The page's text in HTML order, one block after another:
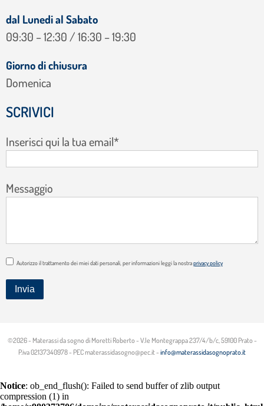
dal Lunedi al Sabato
09:30 – 12:30 / 16:30 – 19:30
Giorno di chiusura
Domenica
SCRIVICI
Inserisci qui la tua email*
Messaggio
Autorizzo il trattamento dei miei dati personali, per informazioni leggi la nostraprivacy policy
©2026 - Materassi da sogno di Moretti Roberto - V.le Montegrappa 237/4/b/c, 59100 Prato -
P.iva 02137340978 - PEC materassidasogno@pec.it - info@materassidasognoprato.it
Notice: ob_end_flush(): Failed to send buffer of zlib output
compression (1) in